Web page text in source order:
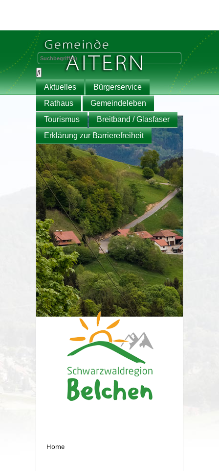
Aktuelles
Bürgerservice
Rathaus
Gemeindeleben
Tourismus
Breitband / Glasfaser
Erklärung zur Barrierefreiheit
Home